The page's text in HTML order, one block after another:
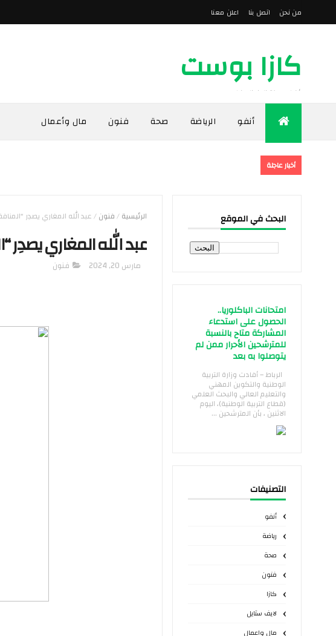
من نحن اتصل بنا اعلن معنا
كازا بوست
أخبار مدينة الدار البيضاء
أنفو الرياضة صحة فنون مال وأعمال
أخبار عاجلة
البحث في الموقع
امتحانات الباكلوريا..
الحصول على استدعاء
المشاركة متاح بالنسبة
للمترشحين الأحرار ممن لم
يتوصلوا به بعد
الرباط – أفادت وزارة التربية
الوطنية والتكوين المهني
والتعليم العالي والبحث العلمي
(قطاع التربية الوطنية)، اليوم
الاثنين ، بأن المترشحين ...
التصنيفات
أنفو
رياضة
صحة
فنون
كازا
لايف ستايل
مال واعمال
الرئيسية/فنون/عبد الله المغاري يصدِر
عبد الله المغاري يصدِر
مارس 20, 2024 فنون